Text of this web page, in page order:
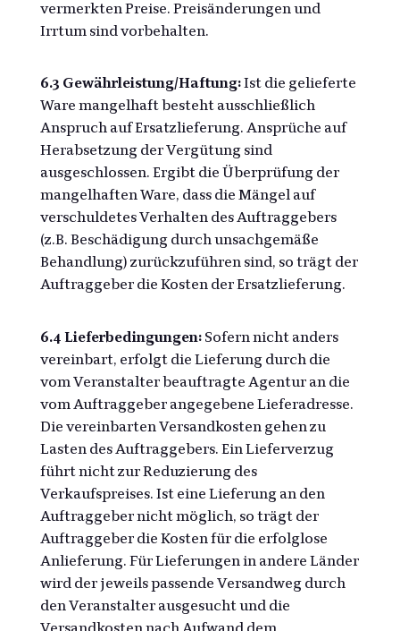
vermerkten Preise. Preisänderungen und
Irrtum sind vorbehalten.
6.3 Gewährleistung/Haftung:Ist die gelieferte
Ware mangelhaft besteht ausschließlich
Anspruch auf Ersatzlieferung. Ansprüche auf
Herabsetzung der Vergütung sind
ausgeschlossen. Ergibt die Überprüfung der
mangelhaften Ware, dass die Mängel auf
verschuldetes Verhalten des Auftraggebers
(z.B. Beschädigung durch unsachgemäße
Behandlung) zurückzuführen sind, so trägt der
Auftraggeber die Kosten der Ersatzlieferung.
6.4 Lieferbedingungen:Sofern nicht anders
vereinbart, erfolgt die Lieferung durch die
vom Veranstalter beauftragte Agentur an die
vom Auftraggeber angegebene Lieferadresse.
Die vereinbarten Versandkosten gehen zu
Lasten des Auftraggebers. Ein Lieferverzug
führt nicht zur Reduzierung des
Verkaufspreises. Ist eine Lieferung an den
Auftraggeber nicht möglich, so trägt der
Auftraggeber die Kosten für die erfolglose
Anlieferung. Für Lieferungen in andere Länder
wird der jeweils passende Versandweg durch
den Veranstalter ausgesucht und die